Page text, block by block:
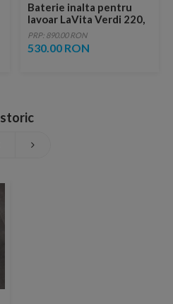
Baterie inalta pentru
lavoar LaVita Verdi 220,
fara ventil, brushed
copper
PRP: 890.00 RON
530.00 RON